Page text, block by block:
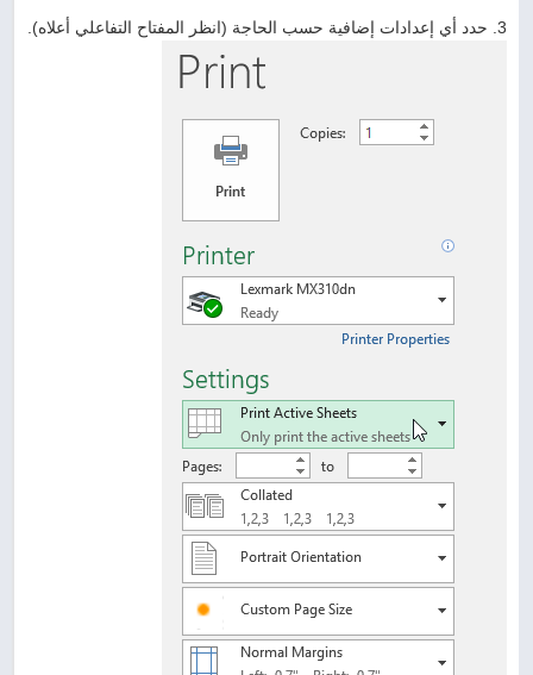
3. حدد أي إعدادات إضافية حسب الحاجة (انظر المفتاح التفاعلي أعلاه).